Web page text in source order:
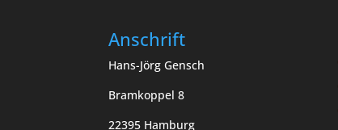
Anschrift
Hans-Jörg Gensch
Bramkoppel 8
22395 Hamburg